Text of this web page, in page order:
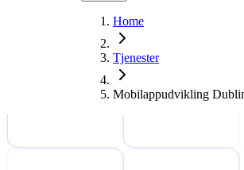
Home
Tjenester
Mobilappudvikling